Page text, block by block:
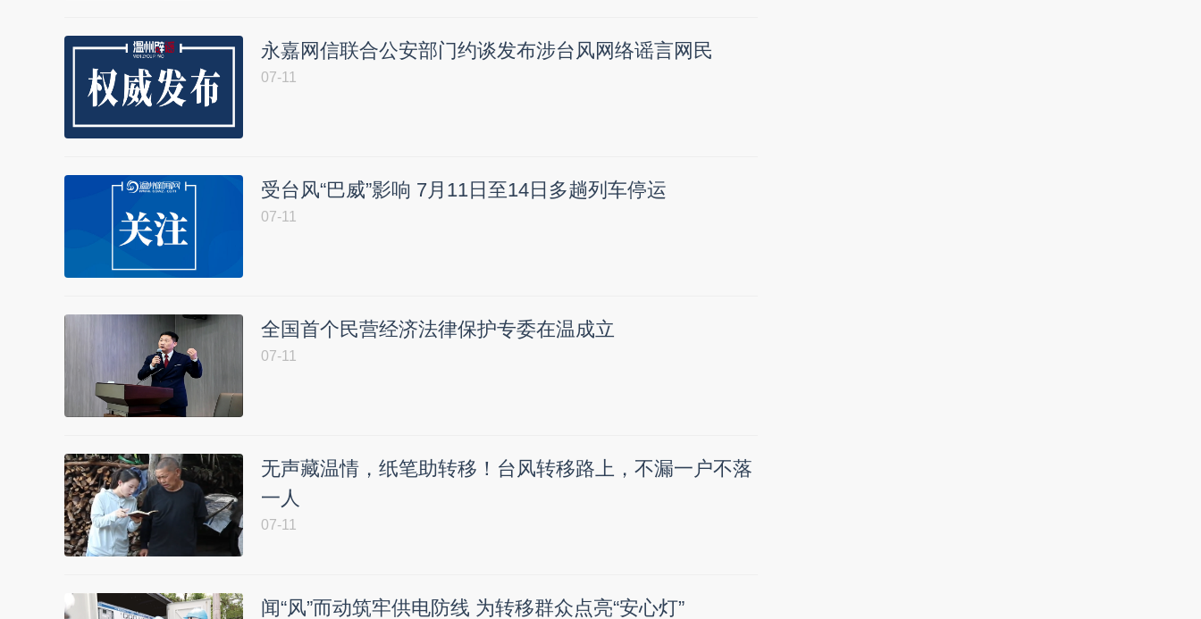
永嘉网信联合公安部门约谈发布涉台风网络谣言网民
07-11
受台风“巴威”影响 7月11日至14日多趟列车停运
07-11
全国首个民营经济法律保护专委在温成立
07-11
无声藏温情，纸笔助转移！台风转移路上，不漏一户不落
一人
07-11
闻“风”而动筑牢供电防线 为转移群众点亮“安心灯”